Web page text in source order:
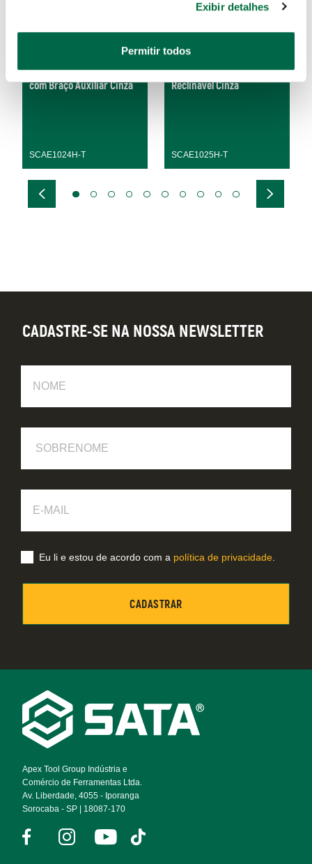
Exibir detalhes
Permitir todos
Desmontagem de Rodas
com Braço Auxiliar Cinza
SCAE1024H-T
Desmontadora Coluna
Reclinavel Cinza
SCAE1025H-T
Footer
Navigation
Apex Tool Group Indústria e
Comércio de Ferramentas Ltda.
Av. Liberdade, 4055 - Iporanga
Sorocaba - SP | 18087-170
CADASTRE-SE NA NOSSA NEWSLETTER
Mail
Eu li e estou de acordo com a política de privacidade